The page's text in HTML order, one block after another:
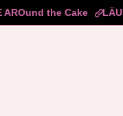
AROund the Cake